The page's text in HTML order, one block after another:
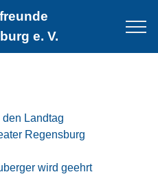
e. V.
Landtag
Regensburg
wird geehrt